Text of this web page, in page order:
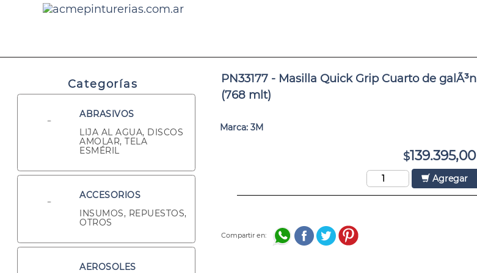
Categorías
ABRASIVOS
LIJA AL AGUA, DISCOS
AMOLAR, TELA
ESMÉRIL
ACCESORIOS
INSUMOS, REPUESTOS,
OTROS
AEROSOLES
PN33177 - Masilla Quick Grip Cuarto de galÃ³n
(768 mlt)
Marca: 3M
$139.395,00
Agregar
Compartir en: